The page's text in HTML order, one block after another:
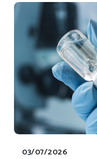
03/07/2026